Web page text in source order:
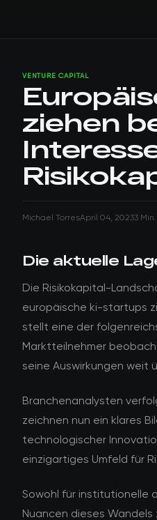
VENTURE CAPITAL
ziehen
Michael TorresApril 04, 20233
Die aktuelle
Die Risikokapital-
europäische ki-startups
stellt eine der
Marktteilnehmer
seine Auswirkungen weit
Branchenanalysten
zeichnen nun ein klares
technologischer
einzigartiges Umfeld für
Sowohl für institutionelle
Nuancen dieses